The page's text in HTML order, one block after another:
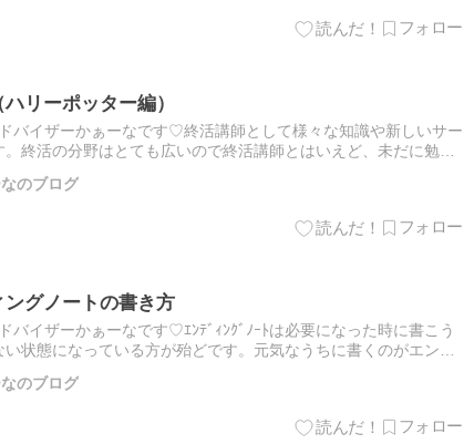
リーポッター編）
バイザーかぁーなです♡終活講師として様々な知識や新しいサー
終活の分野はとても広いので終活講師とはいえど、未だに勉強
のブログ
グノートの書き方
バイザーかぁーなです♡ｴﾝﾃﾞｨﾝｸﾞﾉｰﾄは必要になった時に書こう
状態になっている方が殆どです。元気なうちに書くのがエンデ
のブログ